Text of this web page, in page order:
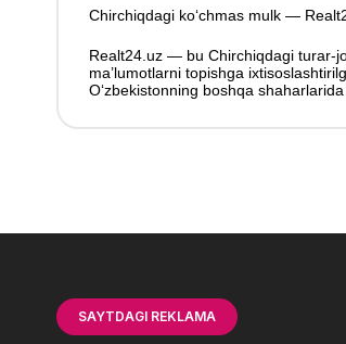
Tijoriy yer
Chirchiqda koʻchmas mulk ijarasi
Chirchiqdagi ko‘chmas mulk —
Realt24.uz — bu Chirchiqdagi turar-
ma’lumotlarni topishga
Oʻzbekistonning boshqa
SAYTDAGI REKLAMA